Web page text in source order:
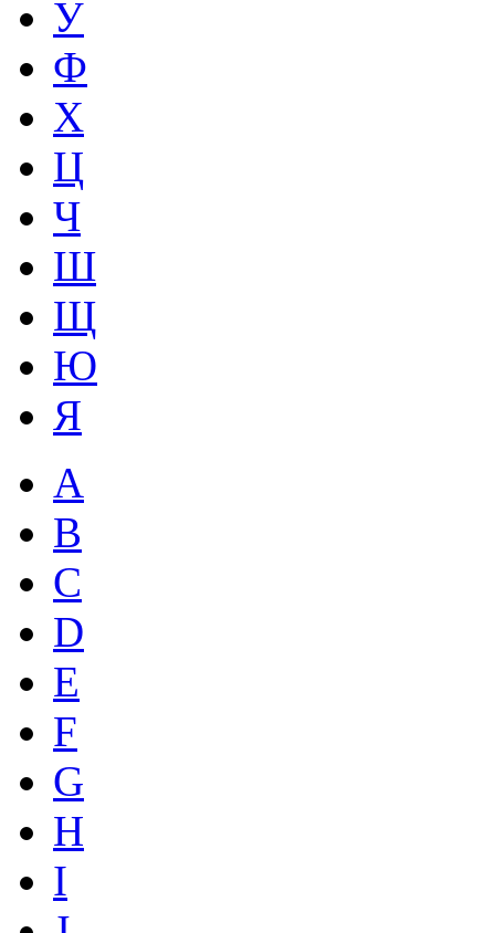
У
Ф
Х
Ц
Ч
Ш
Щ
Ю
Я
A
B
C
D
E
F
G
H
I